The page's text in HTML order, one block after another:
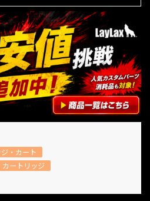
・カート
カートリッジ